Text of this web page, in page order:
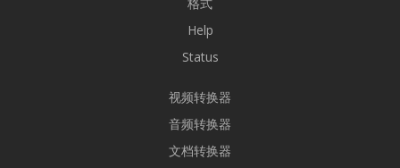
Help
Status
视频转换器
音频转换器
文档转换器